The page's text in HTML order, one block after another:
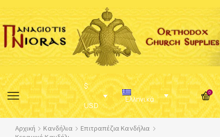
$
USD
Ελληνικά
0
Αρχική Κανδήλια
Επιτραπέζια Κανδήλια